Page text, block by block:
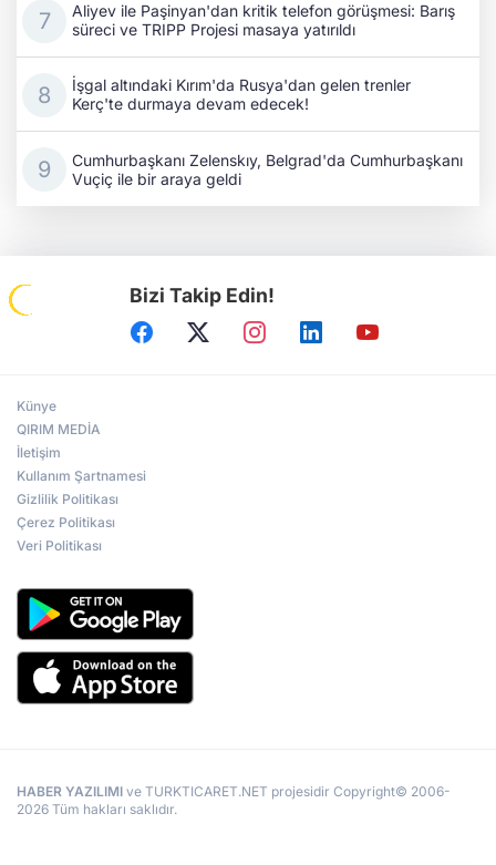
Aliyev ile Paşinyan'dan kritik telefon görüşmesi: Barış
süreci ve TRIPP Projesi masaya yatırıldı
İşgal altındaki Kırım'da Rusya'dan gelen trenler
Kerç'te durmaya devam edecek!
Cumhurbaşkanı Zelenskıy, Belgrad'da Cumhurbaşkanı
Vuçiç ile bir araya geldi
Bizi Takip Edin!
Künye
QIRIM MEDİA
İletişim
Kullanım Şartnamesi
Gizlilik Politikası
Çerez Politikası
Veri Politikası
HABER YAZILIMI ve TURKTICARET.NET projesidir Copyright© 2006-
2026 Tüm hakları saklıdır.